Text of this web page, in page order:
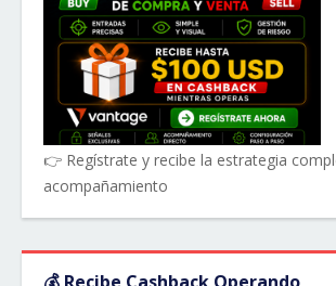
👉 Regístrate y recibe la estrategia
acompañamiento